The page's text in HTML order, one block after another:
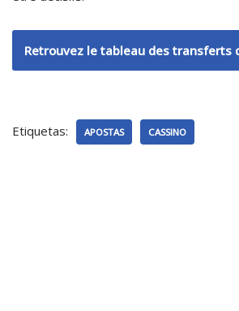
Retrouvez le tableau des transferts
Etiquetas: APOSTAS CASSINO